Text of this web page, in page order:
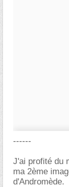
------
J'ai profité du
ma 2ème
d'Andromède.